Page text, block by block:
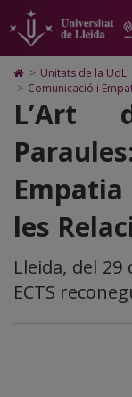
pàgina
principal.
Universitat
contingut
principal
pàgina
Mapa
Web.
Universitat
Lleida
Cerca
Accessibilitat.
Universitat
Lleida
Icono
de
Home
para
a
página
de
> Unitats de la UdL
> Comunicació i
L’Art
les
Lleida, del 29
ECTS